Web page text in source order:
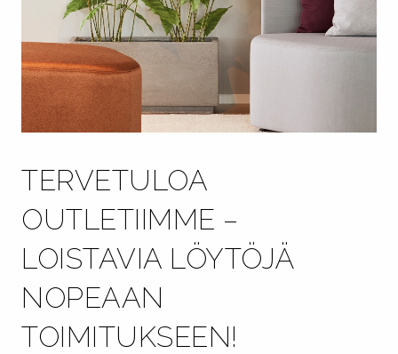
TERVETULOA
OUTLETIIMME –
LOISTAVIA LÖYTÖJÄ
NOPEAAN
TOIMITUKSEEN!